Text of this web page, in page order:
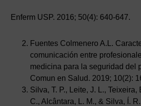
Enferm USP. 2016; 50(4): 640-647.
Fuentes Colmenero A.L.
comunicación entre
medicina para la seguridad del
Comun en Salud. 2019; 10(2):
Silva, T. P., Leite, J. L., Teixeira,
C., Alcântara, L. M., & Silva, Í.